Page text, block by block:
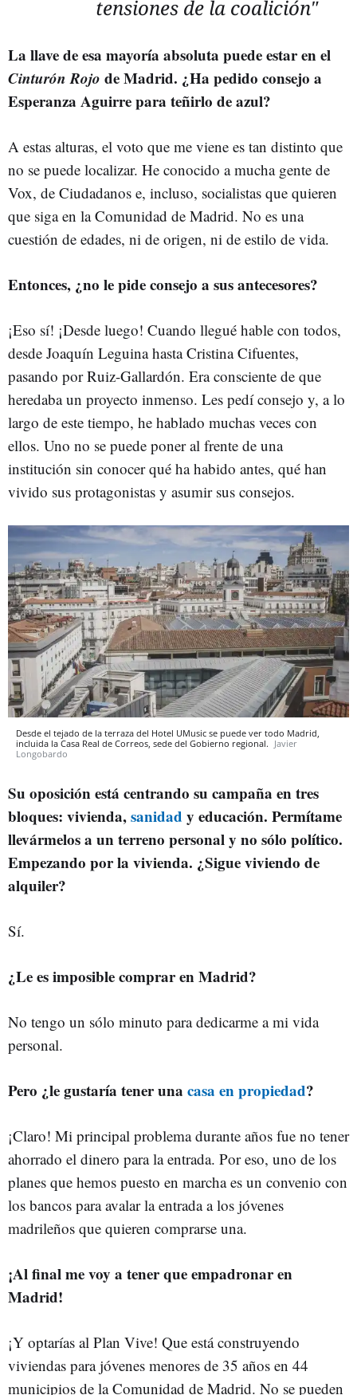
tensiones de la coalición"
La llave de esa mayoría absoluta puede estar en el
Cinturón Rojo de Madrid. ¿Ha pedido consejo a
Esperanza Aguirre para teñirlo de azul?
A estas alturas, el voto que me viene es tan distinto que
no se puede localizar. He conocido a mucha gente de
Vox, de Ciudadanos e, incluso, socialistas que quieren
que siga en la Comunidad de Madrid. No es una
cuestión de edades, ni de origen, ni de estilo de vida.
Entonces, ¿no le pide consejo a sus antecesores?
¡Eso sí! ¡Desde luego! Cuando llegué hable con todos,
desde Joaquín Leguina hasta Cristina Cifuentes,
pasando por Ruiz-Gallardón. Era consciente de que
heredaba un proyecto inmenso. Les pedí consejo y, a lo
largo de este tiempo, he hablado muchas veces con
ellos. Uno no se puede poner al frente de una
institución sin conocer qué ha habido antes, qué han
vivido sus protagonistas y asumir sus consejos.
Desde el tejado de la terraza del Hotel UMusic se puede ver todo Madrid,
incluida la Casa Real de Correos, sede del Gobierno regional. Javier
Longobardo
Su oposición está centrando su campaña en tres
bloques: vivienda,sanidad y educación. Permítame
llevármelos a un terreno personal y no sólo político.
Empezando por la vivienda. ¿Sigue viviendo de
alquiler?
Sí.
¿Le es imposible comprar en Madrid?
No tengo un sólo minuto para dedicarme a mi vida
personal.
Pero ¿le gustaría tener una casa en propiedad?
¡Claro! Mi principal problema durante años fue no tener
ahorrado el dinero para la entrada. Por eso, uno de los
planes que hemos puesto en marcha es un convenio con
los bancos para avalar la entrada a los jóvenes
madrileños que quieren comprarse una.
¡Al final me voy a tener que empadronar en
Madrid!
¡Y optarías al Plan Vive! Que está construyendo
viviendas para jóvenes menores de 35 años en 44
municipios de la Comunidad de Madrid. No se pueden